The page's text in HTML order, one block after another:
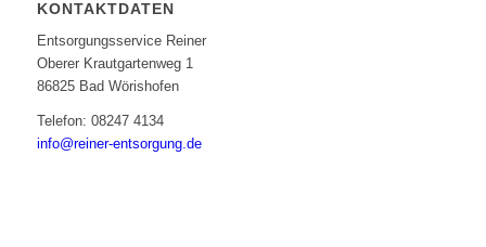
KONTAKTDATEN
Entsorgungsservice Reiner
Oberer Krautgartenweg 1
86825 Bad Wörishofen
Telefon: 08247 4134
info@reiner-entsorgung.de